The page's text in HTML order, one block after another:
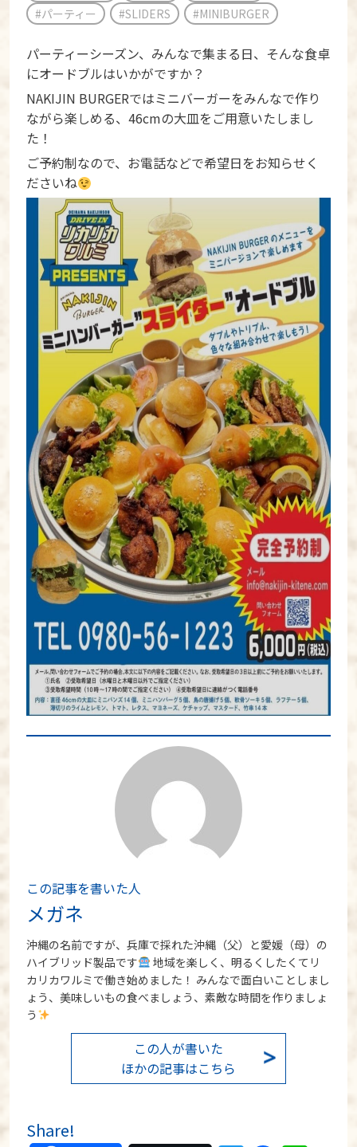
#パーティー
#SLIDERS #MINIBURGER
パーティーシーズン、みんなで集まる日、そんな食卓
にオードブルはいかがですか？
NAKIJIN BURGERではミニバーガーをみんなで作り
ながら楽しめる、46cmの大皿をご用意いたしまし
た！
ご予約制なので、お電話などで希望日をお知らせく
ださいね
この記事を書いた人
メガネ
沖縄の名前ですが、兵庫で採れた沖縄（父）と愛媛（母）の
ハイブリッド製品です
地域を楽しく、明るくしたくてリ
カリカワルミで働き始めました！ みんなで面白いことしまし
ょう、美味しいもの食べましょう、素敵な時間を作りましょ
う
この人が書いた
ほかの記事はこちら
Share!